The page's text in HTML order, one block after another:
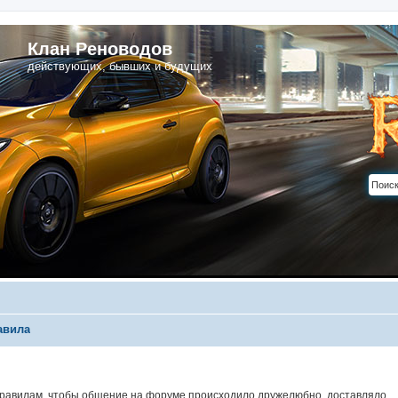
Клан Реноводов
действующих, бывших и будущих
чтобы общение на форуме происходило дружелюбно, доставляло